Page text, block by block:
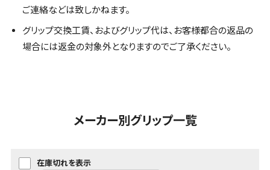
ご連絡などは致しかねます。
グリップ交換工賃、およびグリップ代は、お客様都合の返品の
場合には返金の対象外となりますのでご了承ください。
メーカー別グリップ一覧
在庫切れを表示